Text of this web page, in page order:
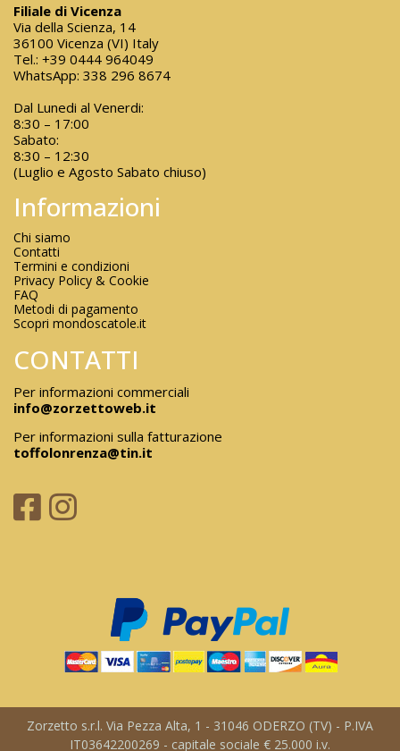
Filiale di Vicenza
Via della Scienza, 14
36100 Vicenza (VI) Italy
Tel.: +39 0444 964049
WhatsApp: 338 296 8674
Dal Lunedi al Venerdi:
8:30 – 17:00
Sabato:
8:30 – 12:30
(Luglio e Agosto Sabato chiuso)
Informazioni
Chi siamo
Contatti
Termini e condizioni
Privacy Policy & Cookie
FAQ
Metodi di pagamento
Scopri mondoscatole.it
CONTATTI
Per informazioni commerciali
info@zorzettoweb.it
Per informazioni sulla fatturazione
toffolonrenza@tin.it
Zorzetto s.r.l. Via Pezza Alta, 1 - 31046 ODERZO (TV) - P.IVA
IT03642200269 - capitale sociale € 25.000 i.v.